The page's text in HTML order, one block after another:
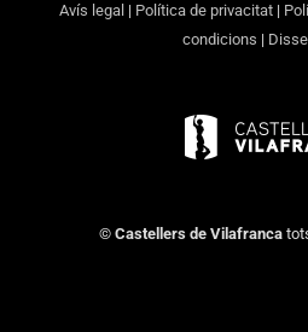
Avís legal | Política de privacitat|
condicions |
© Castellers de Vilafranca